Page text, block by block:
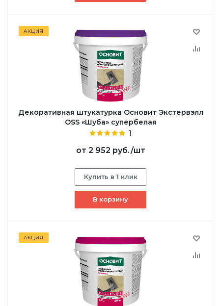
АКЦИЯ
Декоративная штукатурка Основит Экстервэлл
OSS «Шуба» супербелая
1
от 2 952 руб./шт
Купить в 1 клик
В корзину
АКЦИЯ